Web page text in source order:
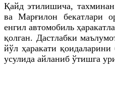
Қайд этилишича,
ва Марғилон бекатлари
енгил автомобиль
қолган. Дастлабки
йўл ҳаракати
усулида айланиб ўтишга